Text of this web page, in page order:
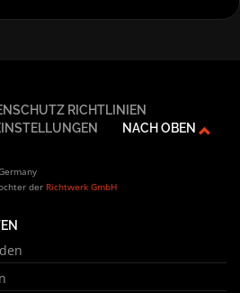
RICHTLINIEN
NACH OBEN
der Richtwerk GmbH